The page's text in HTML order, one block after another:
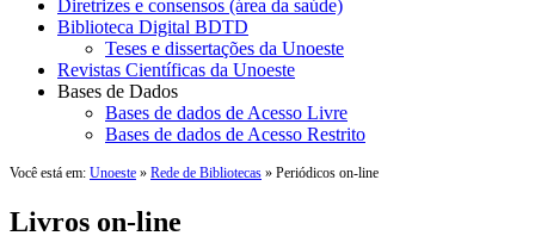
Diretrizes e consensos (área da saúde)
Biblioteca Digital BDTD
Teses e dissertações da Unoeste
Revistas Científicas da Unoeste
Bases de Dados
Bases de dados de Acesso Livre
Bases de dados de Acesso Restrito
Você está em: Unoeste » Rede de Bibliotecas » Periódicos on-line
Livros on-line